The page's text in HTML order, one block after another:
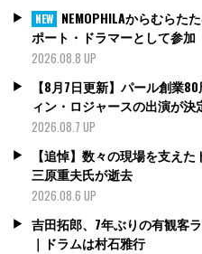
NEW NEMOPHILAからむらた
ポート・ドラマーとして参加
2026.08.8 UP
【8月7日更新】パール創業
ィン・ロジャースの出演が決
2026.08.7 UP
【追悼】数々の現場を支え
三原重夫氏が逝去
2026.08.6 UP
吉田拓郎、7年ぶりの有観客
｜ドラムは村石雅行